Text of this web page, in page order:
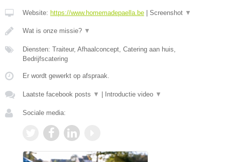
Website: https://www.homemadepaella.be Screenshot ▼
Wat is onze missie? ▼
Diensten: Traiteur, Afhaalconcept, Catering aan huis,
Bedrijfscatering
Er wordt gewerkt op afspraak.
Laatste facebook posts ▼ Introductie video ▼
Sociale media: